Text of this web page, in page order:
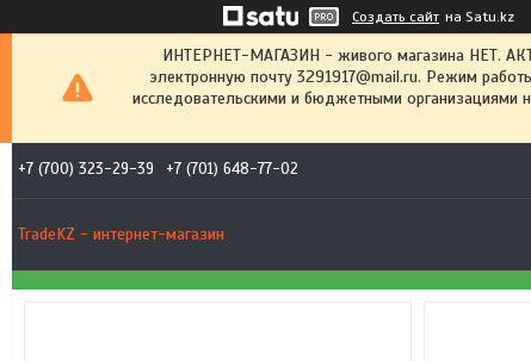
Создать сайт на Satu.kz
ИНТЕРНЕТ-МАГАЗИН - живого магазина НЕТ.
электронную почту 3291917@mail.ru. Режим
исследовательскими и бюджетными организациями
+7 (700) 323-29-39 +7 (701) 648-77-02
TradeKZ - интернет-магазин